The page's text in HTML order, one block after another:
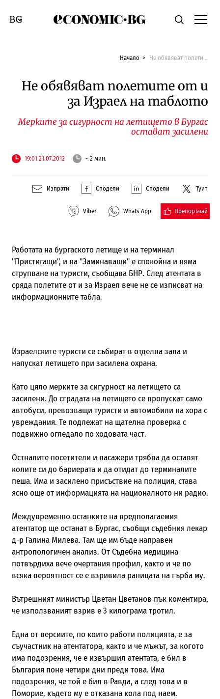
Economic.bgТърсене
Смяна на език
Начало Не обявяват полетите от и за Израел на таблото
Не обявяват полетите от и
за Израел на таблото
Мерките за сигурност на летището в Бургас
остават засилени
19:01 21.07.2012 ~ 2 мин.
Изпрати Сподели Сподели Туит
Viber Whats App Препоръчай
Работата на бургаското летище и на терминал
"Пристигащи", и на "Заминаващи" е спокойна и няма
струпване на туристи, съобщава БНР. След атентата в
сряда полетите от и за Израел вече не се изписват на
информационните табла.
Израелските туристи се събират в отделна зала и
напускат летището при засилена охрана.
Като цяло мерките за сигурност на летището са
засилени. До сградата на летището се пропускат само
автобуси, превозващи туристи и автомобили на хора с
увреждания. Те подлежат на щателна проверка с
подвижно огледало по ходовата част.
Остналите посетители и пасажери трябва да оставят
колите си до бариерата и да отидат до терминалите
пеша. Има и засилено присъствие на полиция, става
ясно още от информацията на националното ни радио.
Междувременно останките на предполагаемия
атентатор ще останат в Бургас, съобщи съдебния лекар
д-р Галина Милева. Там ще им бъде направен
антропологичен анализ. От Съдебна медицина
потвърдиха вече очертания профил, както и че по
всяка вероятност се е взривила раницата на гърба му.
Вътрешният министър Цветан Цветанов пък коментира,
че използваният взрив е 3 килограма тротил.
Една от версиите, по които работи полицията, е за
съучастник на атентатора, както и че мъжът, за когото
има подозрения, че е извършил атентата, е бил в
България поне четири дни преди това. Има
подозрения, че той е бил в Равда, а след това и в
Поморие, където му е отказана кола под наем.